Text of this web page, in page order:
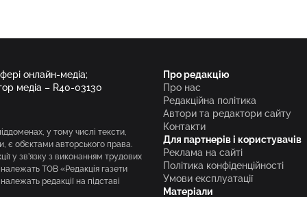
онлайн-медіа;
медіа – R40-03130
у тому числі тексти,
є об’єктами авторського права.
у зв’язку з виконанням трудових
ТОВ «Редакція газети
редакції на підставі
Про редакцію
Про нас
Редакційна політика
Автори та редактори сайту
Контакти
Для партнерів і користувачів
Реклама на сайті
Політика конфіденційності
Умови експлуатації
Матеріали